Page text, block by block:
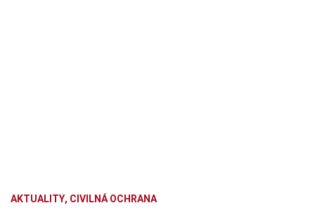
AKTUALITY, CIVILNÁ OCHRANA